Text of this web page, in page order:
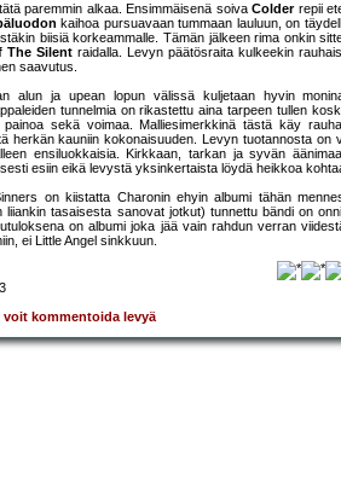
paremmin alkaa. Ensimmäisenä soivaColderrepii
kaihoa pursuavaan tummaan lauluun, on
biisiä korkeammalle. Tämän jälkeen rima onkin
The Silent raidalla. Levyn päätösraita kulkeekin
saavutus.
alun ja upean lopun välissä kuljetaan hyvin
tunnelmia on rikastettu aina tarpeen tullen
painoa sekä voimaa. Malliesimerkkinä tästä käy
herkän kauniin kokonaisuuden. Levyn tuotannosta on
ensiluokkaisia. Kirkkaan, tarkan ja syvän
esiin eikä levystä yksinkertaista löydä heikkoa
on kiistatta Charonin ehyin albumi tähän
liiankin tasaisesta sanovat jotkut) tunnettu bändi on
on albumi joka jää vain rahdun verran
ei Little Angel sinkkuun.
voit kommentoida levyä